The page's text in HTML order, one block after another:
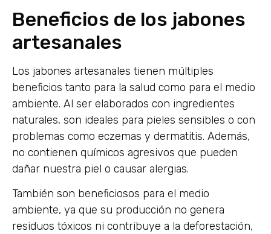
Beneficios de los jabones
artesanales
Los jabones artesanales tienen múltiples
beneficios tanto para la salud como para el medio
ambiente. Al ser elaborados con ingredientes
naturales, son ideales para pieles sensibles o con
problemas como eczemas y dermatitis. Además,
no contienen químicos agresivos que pueden
dañar nuestra piel o causar alergias.
También son beneficiosos para el medio
ambiente, ya que su producción no genera
residuos tóxicos ni contribuye a la deforestación,